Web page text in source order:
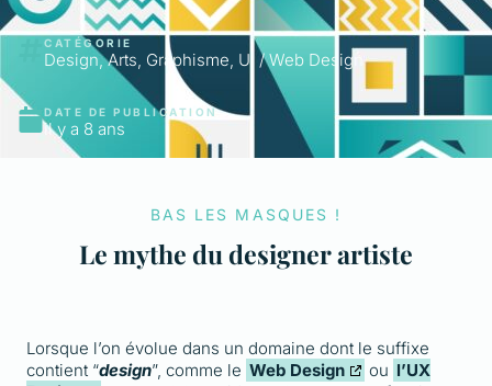
CATÉGORIE
Design, Arts, Graphisme, UI / Web Design
DATE DE PUBLICATION
il y a 8 ans
BAS LES MASQUES !
Le mythe du designer artiste
Lorsque l’on évolue dans un domaine dont le suffixe
contient “design”, comme le Web Design ou l’UX